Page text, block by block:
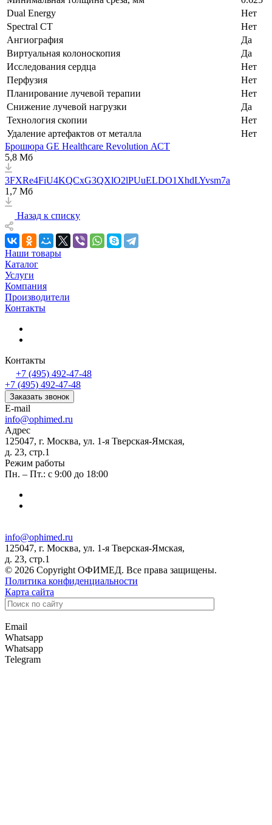
Dual Energy
Нет
Spectral CT
Нет
Ангиография
Да
Виртуальная колоноскопия
Да
Исследования сердца
Нет
Перфузия
Нет
Планирование лучевой терапии
Нет
Снижение лучевой нагрузки
Да
Технология скопии
Нет
Удаление артефактов от металла
Нет
Брошюра GE Healthcare Revolution АСТ
5,8 Мб
3FXRe4FiU4KQCxG3QXlO2lPUuELDO1XhdLYvsm7a
1,7 Мб
Назад к списку
Наши товары
Каталог
Услуги
Компания
Производители
Контакты
Контакты
+7 (495) 492-47-48
+7 (495) 492-47-48
Заказать звонок
E-mail
info@ophimed.ru
Адрес
125047, г. Москва, ул. 1-я Тверская-Ямская,
д. 23, стр.1
Режим работы
Пн. – Пт.: с 9:00 до 18:00
info@ophimed.ru
125047, г. Москва, ул. 1-я Тверская-Ямская,
д. 23, стр.1
© 2026 Copyright ОФИМЕД. Все права защищены.
Политика конфиденциальности
Карта сайта
Email
Whatsapp
Whatsapp
Telegram